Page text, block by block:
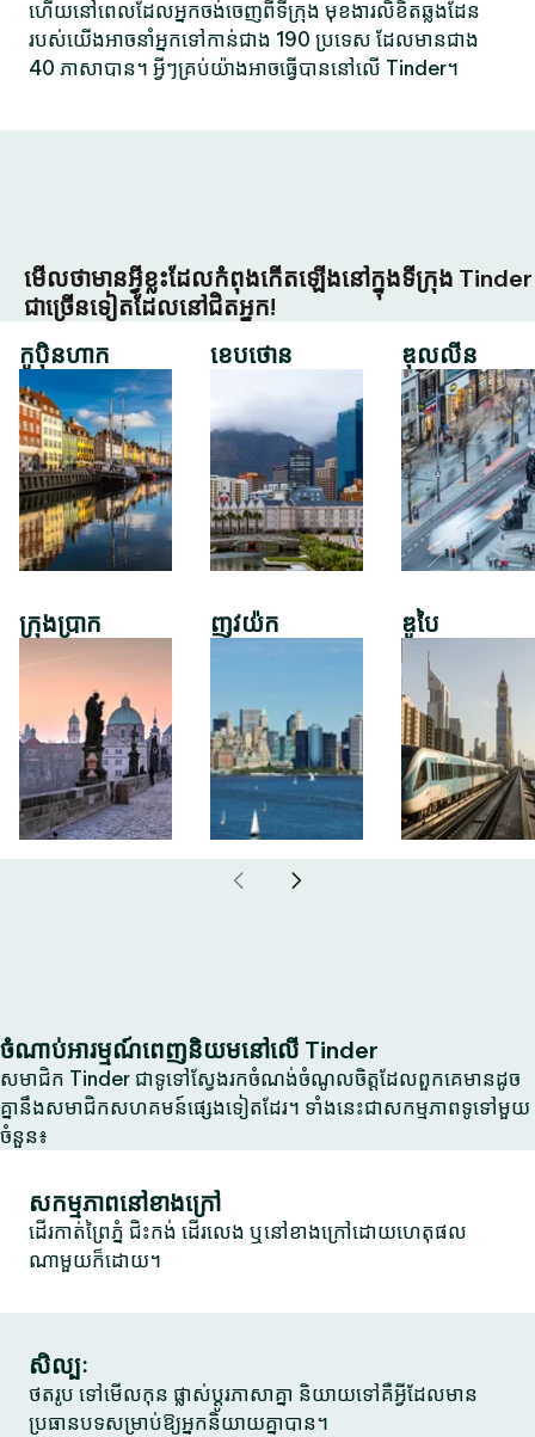
ហើយនៅពេលដែលអ្នកចង់ចេញពីទីក្រុង មុខងារលិខិតឆ្លងដែន
របស់យើងអាចនាំអ្នកទៅកាន់ជាង 190 ប្រទេស ដែលមានជាង
40 ភាសាបាន។ អ្វីៗគ្រប់យ៉ាងអាចធ្វើបាននៅលើ Tinder។
មើលថាមានអ្វីខ្លះដែលកំពុងកើតឡើងនៅក្នុងទីក្រុង Tinder
ជាច្រើនទៀតដែលនៅជិតអ្នក!
កូប៉ិនហាក
ក្រុងប្រាក
ខេបថោន
ញូវយ៉ក
ឌុលលីន
ឌូបៃ
ចំណាប់អារម្មណ៍ពេញនិយមនៅលើ Tinder
សមាជិក Tinder ជាទូទៅស្វែងរកចំណង់ចំណូលចិត្តដែលពួកគេមានដូច
គ្នានឹងសមាជិកសហគមន៍ផ្សេងទៀតដែរ។ ទាំងនេះជាសកម្មភាពទូទៅមួយ
ចំនួន៖
សកម្មភាពនៅខាងក្រៅ
ដើរកាត់ព្រៃភ្នំ ជិះកង់ ដើរលេង ឬនៅខាងក្រៅដោយហេតុផល
ណាមួយក៏ដោយ។
សិល្បៈ
ថតរូប ទៅមើលកុន ផ្លាស់ប្តូរភាសាគ្នា និយាយទៅគឺអ្វីដែលមាន
ប្រធានបទសម្រាប់ឱ្យអ្នកនិយាយគ្នាបាន។